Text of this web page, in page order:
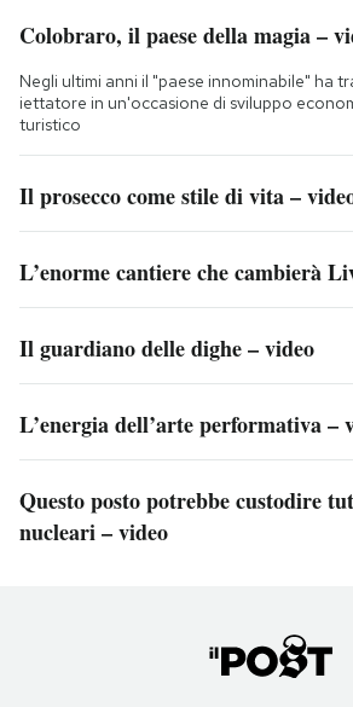
Colobraro, il paese della magia –
Negli ultimi anni il "paese innominabile" ha
iettatore in un'occasione di sviluppo
turistico
Il prosecco come stile di vita –
L’enorme cantiere che cambierà
Il guardiano delle dighe – video
L’energia dell’arte performativa –
Questo posto potrebbe custodire
nucleari – video